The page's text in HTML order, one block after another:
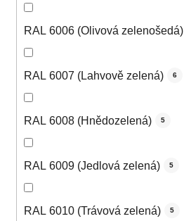
RAL 6006 (Olivová zelenošedá)
RAL 6007 (Lahvově zelená) 6
RAL 6008 (Hnědozelená) 5
RAL 6009 (Jedlová zelená) 5
RAL 6010 (Trávová zelená) 5